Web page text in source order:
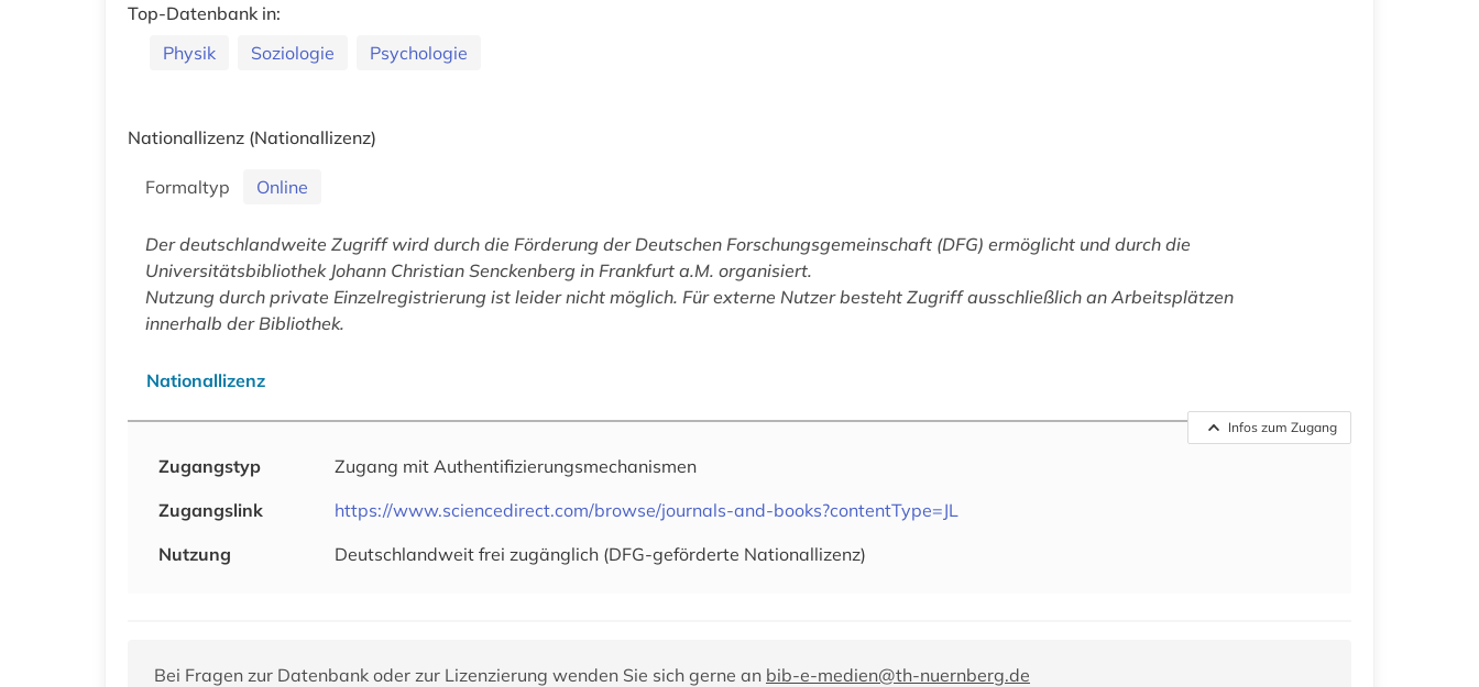
Top-Datenbank in:
Physik
Soziologie Psychologie
Nationallizenz (Nationallizenz)
Formaltyp Online
Der deutschlandweite Zugriff wird durch die Förderung der Deutschen Forschungsgemeinschaft (DFG) ermöglicht und durch die
Universitätsbibliothek Johann Christian Senckenberg in Frankfurt a.M. organisiert.
Nutzung durch private Einzelregistrierung ist leider nicht möglich. Für externe Nutzer besteht Zugriff ausschließlich an Arbeitsplätzen
innerhalb der Bibliothek.
Nationallizenz
Infos zum Zugang
Zugangstyp
Zugang mit Authentifizierungsmechanismen
Zugangslink
https://www.sciencedirect.com/browse/journals-and-books?contentType=JL
Nutzung
Deutschlandweit frei zugänglich (DFG-geförderte Nationallizenz)
Bei Fragen zur Datenbank oder zur Lizenzierung wenden Sie sich gerne an bib-e-medien@th-nuernberg.de